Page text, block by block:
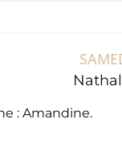
: Amandine.